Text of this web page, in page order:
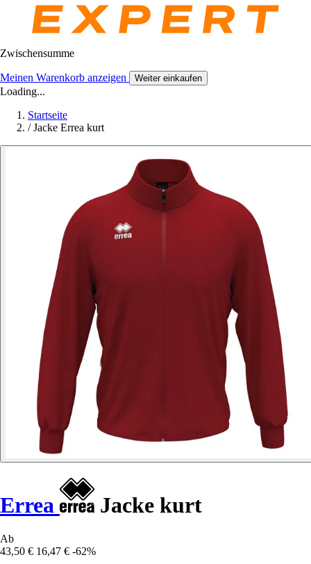
Zwischensumme
Meinen Warenkorb anzeigen Weiter einkaufen
Loading...
Startseite
/ Jacke Errea kurt
Errea Jacke kurt
Ab
43,50 € 16,47 € -62%